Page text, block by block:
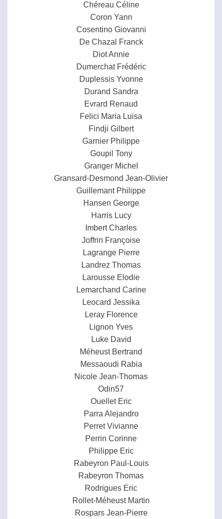
Chéreau Céline
Coron Yann
Cosentino Giovanni
De Chazal Franck
Diot Annie
Dumerchat Frédéric
Duplessis Yvonne
Durand Sandra
Evrard Renaud
Felici Maria Luisa
Findji Gilbert
Garnier Philippe
Goupil Tony
Granger Michel
Gransard-Desmond Jean-Olivier
Guillemant Philippe
Hansen George
Harris Lucy
Imbert Charles
Joffrin Françoise
Lagrange Pierre
Landrez Thomas
Larousse Elodie
Lemarchand Carine
Leocard Jessika
Leray Florence
Lignon Yves
Luke David
Méheust Bertrand
Messaoudi Rabia
Nicole Jean-Thomas
Odin57
Ouellet Eric
Parra Alejandro
Perret Vivianne
Perrin Corinne
Philippe Eric
Rabeyron Paul-Louis
Rabeyron Thomas
Rodrigues Eric
Rollet-Méheust Martin
Rospars Jean-Pierre